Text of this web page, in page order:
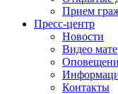
Прием
Пресс-центр
Новости
Видео
Контакты